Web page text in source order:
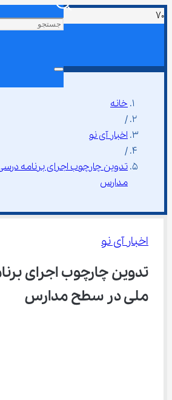
خانه
/
اخبار آی نو
/
تدوین چارچوب اجرای برنامه
مدارس
اخبار آی نو
تدوین چارچوب اجرای
ملی در سطح مدارس